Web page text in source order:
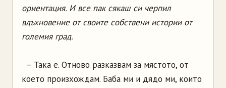
ориентация. И все пак сякаш си черпил
вдъхновение от своите собствени истории от
големия град.
– Така е. Отново разказвам за мястото, от
което произхождам. Баба ми и дядо ми, които